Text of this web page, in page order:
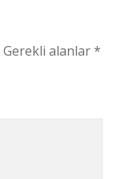
Gerekli alanlar*